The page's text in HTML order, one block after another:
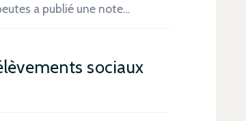
a publié une note…
sociaux